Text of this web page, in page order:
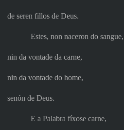
de seren fillos de Deus.
Estes, non naceron do sangue,
nin da vontade da carne,
nin da vontade do home,
senón de Deus.
E a Palabra fíxose carne,